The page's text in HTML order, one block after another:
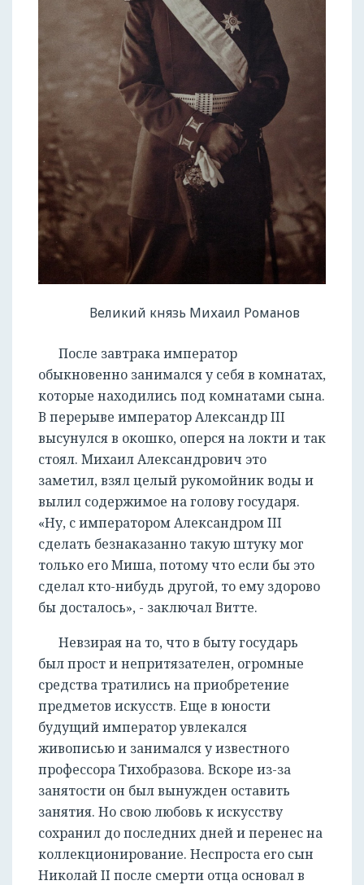
Великий князь Михаил Романов
После завтрака император
обыкновенно занимался у себя в комнатах,
которые находились под комнатами сына.
В перерыве император Александр III
высунулся в окошко, оперся на локти и так
стоял. Михаил Александрович это
заметил, взял целый рукомойник воды и
вылил содержимое на голову государя.
«Ну, с императором Александром III
сделать безнаказанно такую штуку мог
только его Миша, потому что если бы это
сделал кто-нибудь другой, то ему здорово
бы досталось», - заключал Витте.
Невзирая на то, что в быту государь
был прост и непритязателен, огромные
средства тратились на приобретение
предметов искусств. Еще в юности
будущий император увлекался
живописью и занимался у известного
профессора Тихобразова. Вскоре из-за
занятости он был вынужден оставить
занятия. Но свою любовь к искусству
сохранил до последних дней и перенес на
коллекционирование. Неспроста его сын
Николай II после смерти отца основал в